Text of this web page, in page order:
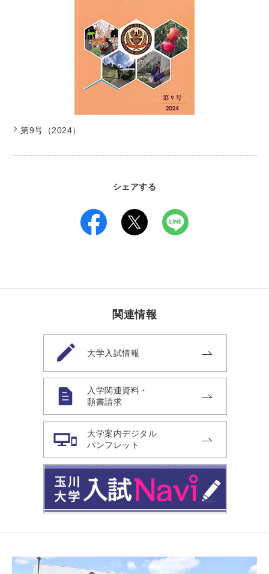
第9号（2024）
シェアする
関連情報
大学入試情報
入学関連資料・
願書請求
大学案内デジタル
パンフレット